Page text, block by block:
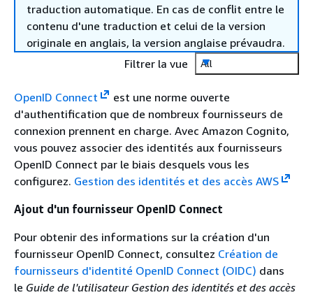
traduction automatique. En cas de conflit entre le
contenu d'une traduction et celui de la version
originale en anglais, la version anglaise prévaudra.
Filtrer la vue
All
OpenID Connect
est une norme ouverte
d'authentification que de nombreux fournisseurs de
connexion prennent en charge. Avec Amazon Cognito,
vous pouvez associer des identités aux fournisseurs
OpenID Connect par le biais desquels vous les
configurez. Gestion des identités et des accès AWS
Ajout d'un fournisseur OpenID Connect
Pour obtenir des informations sur la création d'un
fournisseur OpenID Connect, consultez Création de
fournisseurs d'identité OpenID Connect (OIDC) dans
le Guide de l'utilisateur Gestion des identités et des accès